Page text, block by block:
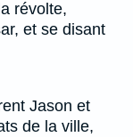
révolte,
et se disant
Jason et
de la ville,